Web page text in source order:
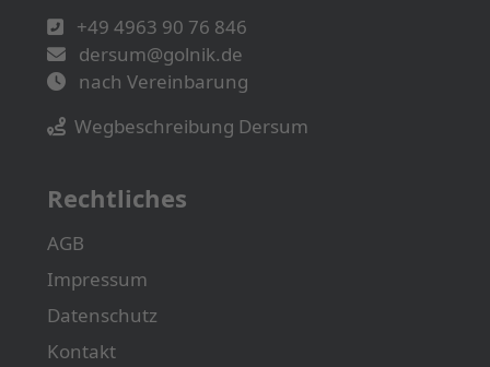
+49 4963 90 76 846
dersum@golnik.de
nach Vereinbarung
Wegbeschreibung Dersum
Rechtliches
AGB
Impressum
Datenschutz
Kontakt